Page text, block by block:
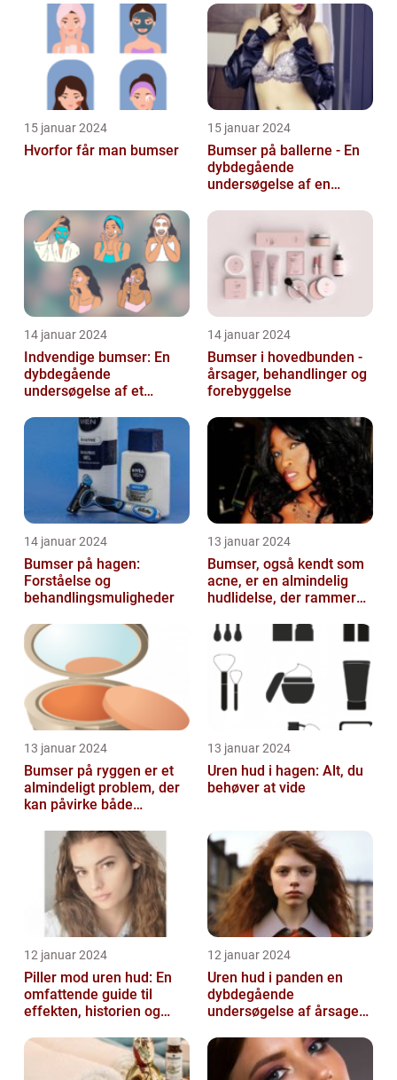
15 januar 2024
Hvorfor får man bumser
15 januar 2024
Bumser på ballerne - En
dybdegående
undersøgelse af en
14 januar 2024
Indvendige bumser: En
dybdegående
undersøgelse af et
frustrerende
skønhedsproblem
14 januar 2024
Bumser i hovedbunden -
årsager, behandlinger og
forebyggelse
14 januar 2024
Bumser på hagen:
Forståelse og
behandlingsmuligheder
13 januar 2024
Bumser, også kendt som
acne, er en almindelig
hudlidelse, der rammer
13 januar 2024
Bumser på ryggen er et
almindeligt problem, der
kan påvirke både
13 januar 2024
Uren hud i hagen: Alt, du
behøver at vide
12 januar 2024
Piller mod uren hud: En
omfattende guide til
effekten, historien og
12 januar 2024
Uren hud i panden en
dybdegående
undersøgelse af årsager